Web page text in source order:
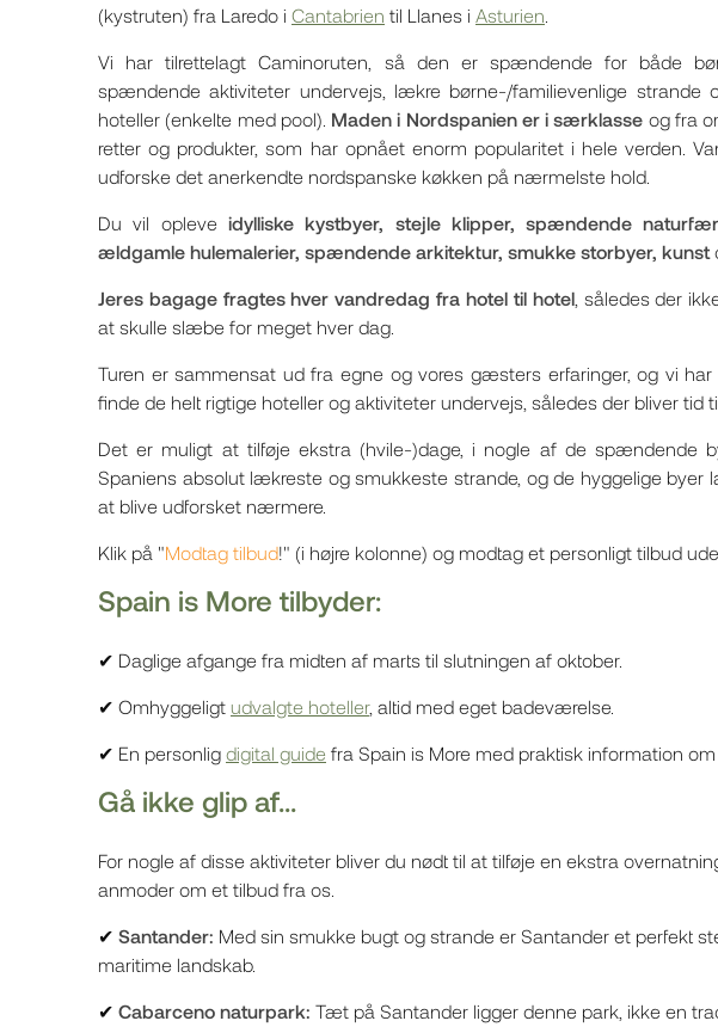
(kystruten) fra Laredo i Cantabrien til Llanes i Asturien
Vi har tilrettelagt Caminoruten, så den er spændende for både
spændende aktiviteter undervejs, lækre børne-/familievenlige strande
hoteller (enkelte med pool). Maden i Nordspanien er i særklasse og fra
retter og produkter, som har opnået enorm popularitet i hele verden.
udforske det anerkendte nordspanske køkken på nærmelste hold.
Du vil opleveidylliske kystbyer, stejle klipper, spændende
ældgamle hulemalerier, spændende arkitektur, smukke storbyer, kunst
Jeres bagage fragtes hver vandredag fra hotel til hotel, således der
at skulle slæbe for meget hver dag.
Turen er sammensat ud fra egne og vores gæsters erfaringer, og vi
finde de helt rigtige hoteller og aktiviteter undervejs, således der bliver tid
Det er muligt at tilføje ekstra (hvile-)dage, i nogle af de spændende
Spaniens absolut lækreste og smukkeste strande, og de hyggelige byer
at blive udforsket nærmere.
Klik på "Modtag tilbud!" (i højre kolonne) og modtag et personligt tilbud
Spain is More tilbyder:
✔ Daglige afgange fra midten af marts til slutningen af oktober.
✔ Omhyggeligt udvalgte hoteller, altid med eget badeværelse.
✔ En personlig digital guide fra Spain is More med praktisk information
Gå ikke glip af...
For nogle af disse aktiviteter bliver du nødt til at tilføje en ekstra
anmoder om et tilbud fra os.
✔ Santander: Med sin smukke bugt og strande er Santander et perfekt
maritime landskab.
✔ Cabarceno naturpark: Tæt på Santander ligger denne park, ikke en